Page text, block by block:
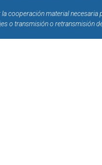
cooperación material
o transmisión o retransmisión